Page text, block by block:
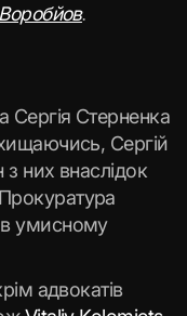
.
Сергія Стерненка
Сергій
них внаслідок
в умисному
адвокатів